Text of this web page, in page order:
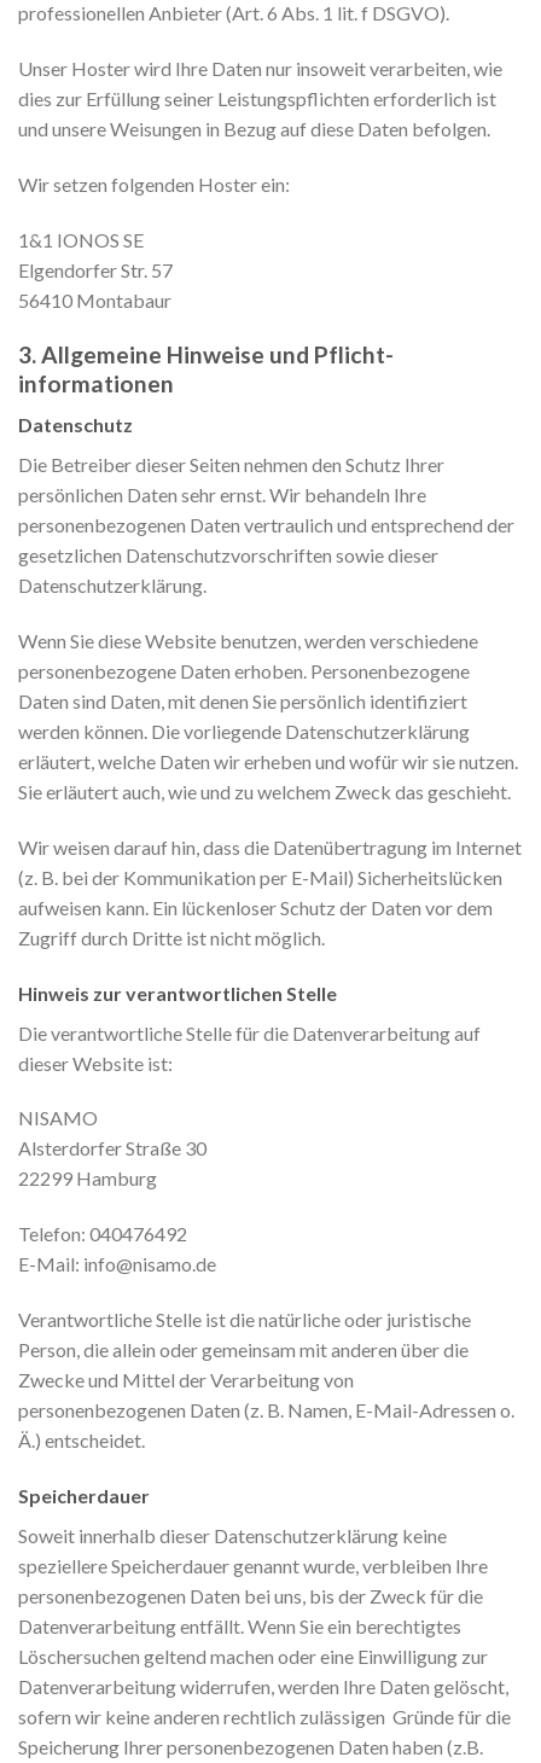
professionellen Anbieter (Art. 6 Abs. 1 lit. f DSGVO).
Unser Hoster wird Ihre Daten nur insoweit verarbeiten, wie
dies zur Erfüllung seiner Leistungspflichten erforderlich ist
und unsere Weisungen in Bezug auf diese Daten befolgen.
Wir setzen folgenden Hoster ein:
1&1 IONOS SE
Elgendorfer Str. 57
56410 Montabaur
3. Allgemeine Hinweise und Pflicht­
informationen
Datenschutz
Die Betreiber dieser Seiten nehmen den Schutz Ihrer
persönlichen Daten sehr ernst. Wir behandeln Ihre
personenbezogenen Daten vertraulich und entsprechend der
gesetzlichen Datenschutzvorschriften sowie dieser
Datenschutzerklärung.
Wenn Sie diese Website benutzen, werden verschiedene
personenbezogene Daten erhoben. Personenbezogene
Daten sind Daten, mit denen Sie persönlich identifiziert
werden können. Die vorliegende Datenschutzerklärung
erläutert, welche Daten wir erheben und wofür wir sie nutzen.
Sie erläutert auch, wie und zu welchem Zweck das geschieht.
Wir weisen darauf hin, dass die Datenübertragung im Internet
(z. B. bei der Kommunikation per E-Mail) Sicherheitslücken
aufweisen kann. Ein lückenloser Schutz der Daten vor dem
Zugriff durch Dritte ist nicht möglich.
Hinweis zur verantwortlichen Stelle
Die verantwortliche Stelle für die Datenverarbeitung auf
dieser Website ist:
NISAMO
Alsterdorfer Straße 30
22299 Hamburg
Telefon: 040476492
E-Mail: info@nisamo.de
Verantwortliche Stelle ist die natürliche oder juristische
Person, die allein oder gemeinsam mit anderen über die
Zwecke und Mittel der Verarbeitung von
personenbezogenen Daten (z. B. Namen, E-Mail-Adressen o.
Ä.) entscheidet.
Speicherdauer
Soweit innerhalb dieser Datenschutzerklärung keine
speziellere Speicherdauer genannt wurde, verbleiben Ihre
personenbezogenen Daten bei uns, bis der Zweck für die
Datenverarbeitung entfällt. Wenn Sie ein berechtigtes
Löschersuchen geltend machen oder eine Einwilligung zur
Datenverarbeitung widerrufen, werden Ihre Daten gelöscht,
sofern wir keine anderen rechtlich zulässigen Gründe für die
Speicherung Ihrer personenbezogenen Daten haben (z.B.